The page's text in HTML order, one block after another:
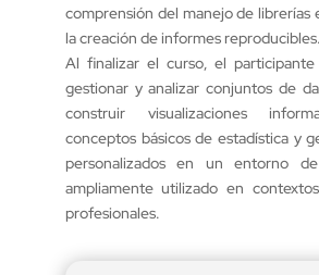
comprensión del manejo de librerías
la creación de informes reproducibles.
Al finalizar el curso, el
gestionar y analizar conjuntos de
construir visualizaciones
conceptos básicos de estadística y
personalizados en un entorno de
ampliamente utilizado en
profesionales.